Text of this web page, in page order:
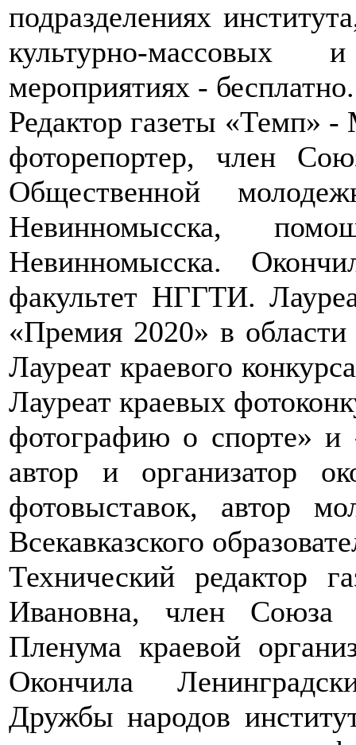
подразделениях
культурно-массовых и
мероприятиях - бесплатно.
Редактор газеты «Темп»
фоторепортер, член
Общественной
Невинномысска,
Невинномысска.
факультет НГГТИ.
«Премия 2020» в
Лауреат краевого
Лауреат краевых
фотографию о спорте» и
автор и организатор
фотовыставок, автор
Всекавказского
Технический редактор
Ивановна, член Союза
Пленума краевой
Окончила
Дружбы народов